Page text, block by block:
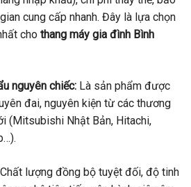
cung cấp nhanh. Đây là lựa chọn
cho thang máy gia đình Bình
nguyên chiếc:Là sản phẩm được
đai, nguyên kiện từ các thương
(Mitsubishi Nhật Bản, Hitachi,
lượng đồng bộ tuyệt đối, độ tinh